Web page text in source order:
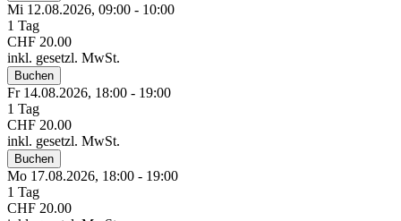
Mi 12.08.2026, 09:00 - 10:00
1 Tag
CHF 20.00
inkl. gesetzl. MwSt.
Buchen
Fr 14.08.2026, 18:00 - 19:00
1 Tag
CHF 20.00
inkl. gesetzl. MwSt.
Buchen
Mo 17.08.2026, 18:00 - 19:00
1 Tag
CHF 20.00